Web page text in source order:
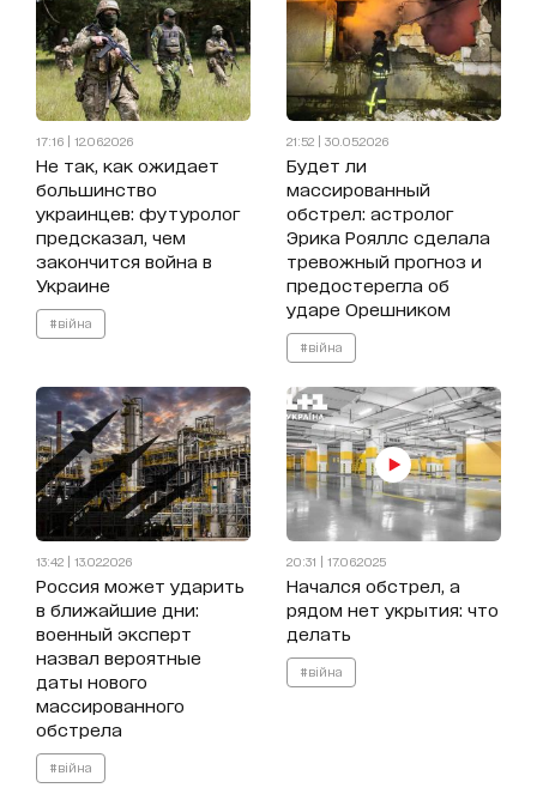
17:16 | 12.06.2026
Не так, как ожидает
большинство
украинцев: футуролог
предсказал, чем
закончится война в
Украине
#війна
21:52 | 30.05.2026
Будет ли
массированный
обстрел: астролог
Эрика Рояллс сделала
тревожный прогноз и
предостерегла об
ударе Орешником
#війна
13:42 | 13.02.2026
Россия может ударить
в ближайшие дни:
военный эксперт
назвал вероятные
даты нового
массированного
обстрела
#війна
20:31 | 17.06.2025
Начался обстрел, а
рядом нет укрытия: что
делать
#війна